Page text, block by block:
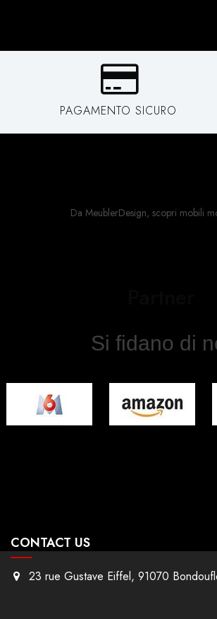
PAGAMENTO SICURO
Da MeublerDesign, scopri mobili
Si fidano di
CONTACT US
23 rue Gustave Eiffel, 91070